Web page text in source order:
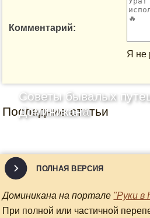
Комментарий:
Я не
Последние статьи
Советы бывалых
Доминикана
ПОЛНАЯ ВЕРСИЯ
Доминикана на портале "Руки в
При полной или частичной